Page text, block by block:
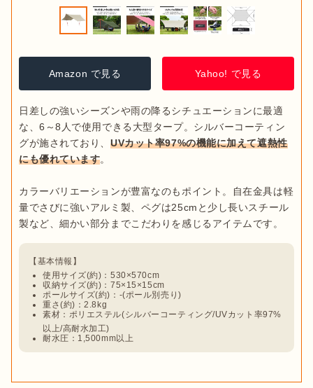
Amazon で見る Yahoo! で見る
日差しの強いシーズンや雨の降るシチュエーションに最適
な、6～8人で使用できる大型タープ。シルバーコーティン
グが施されており、UVカット率97%の機能に加えて遮熱性
にも優れています。
カラーバリエーションが豊富なのもポイント。自在金具は軽
量でさびに強いアルミ製、ペグは25cmと少し長いスチール
使用サイズ(約)：530×570cm
収納サイズ(約)：75×15×15cm
ポールサイズ(約)：-(ポール別売り)
重さ(約)：2.8kg
素材：ポリエステル(シルバーコーティング/UVカット率97%
以上/高耐水加工)
耐水圧：1,500mm以上